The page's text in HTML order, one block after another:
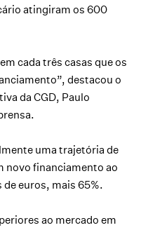
atingiram os 600
cada três casas que os
destacou o
da CGD, Paulo
uma trajetória de
novo financiamento ao
euros, mais 65%.
ao mercado em